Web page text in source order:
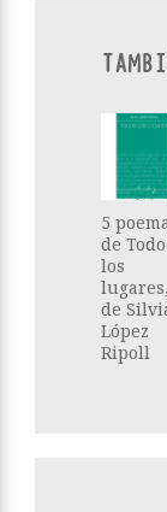
5
de
los
lugares,
de
López
Ripoll